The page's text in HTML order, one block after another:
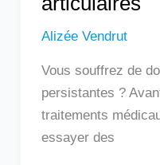
Alizée Vendrut
Vous souffrez de
persistantes ?
traitements
essayer des